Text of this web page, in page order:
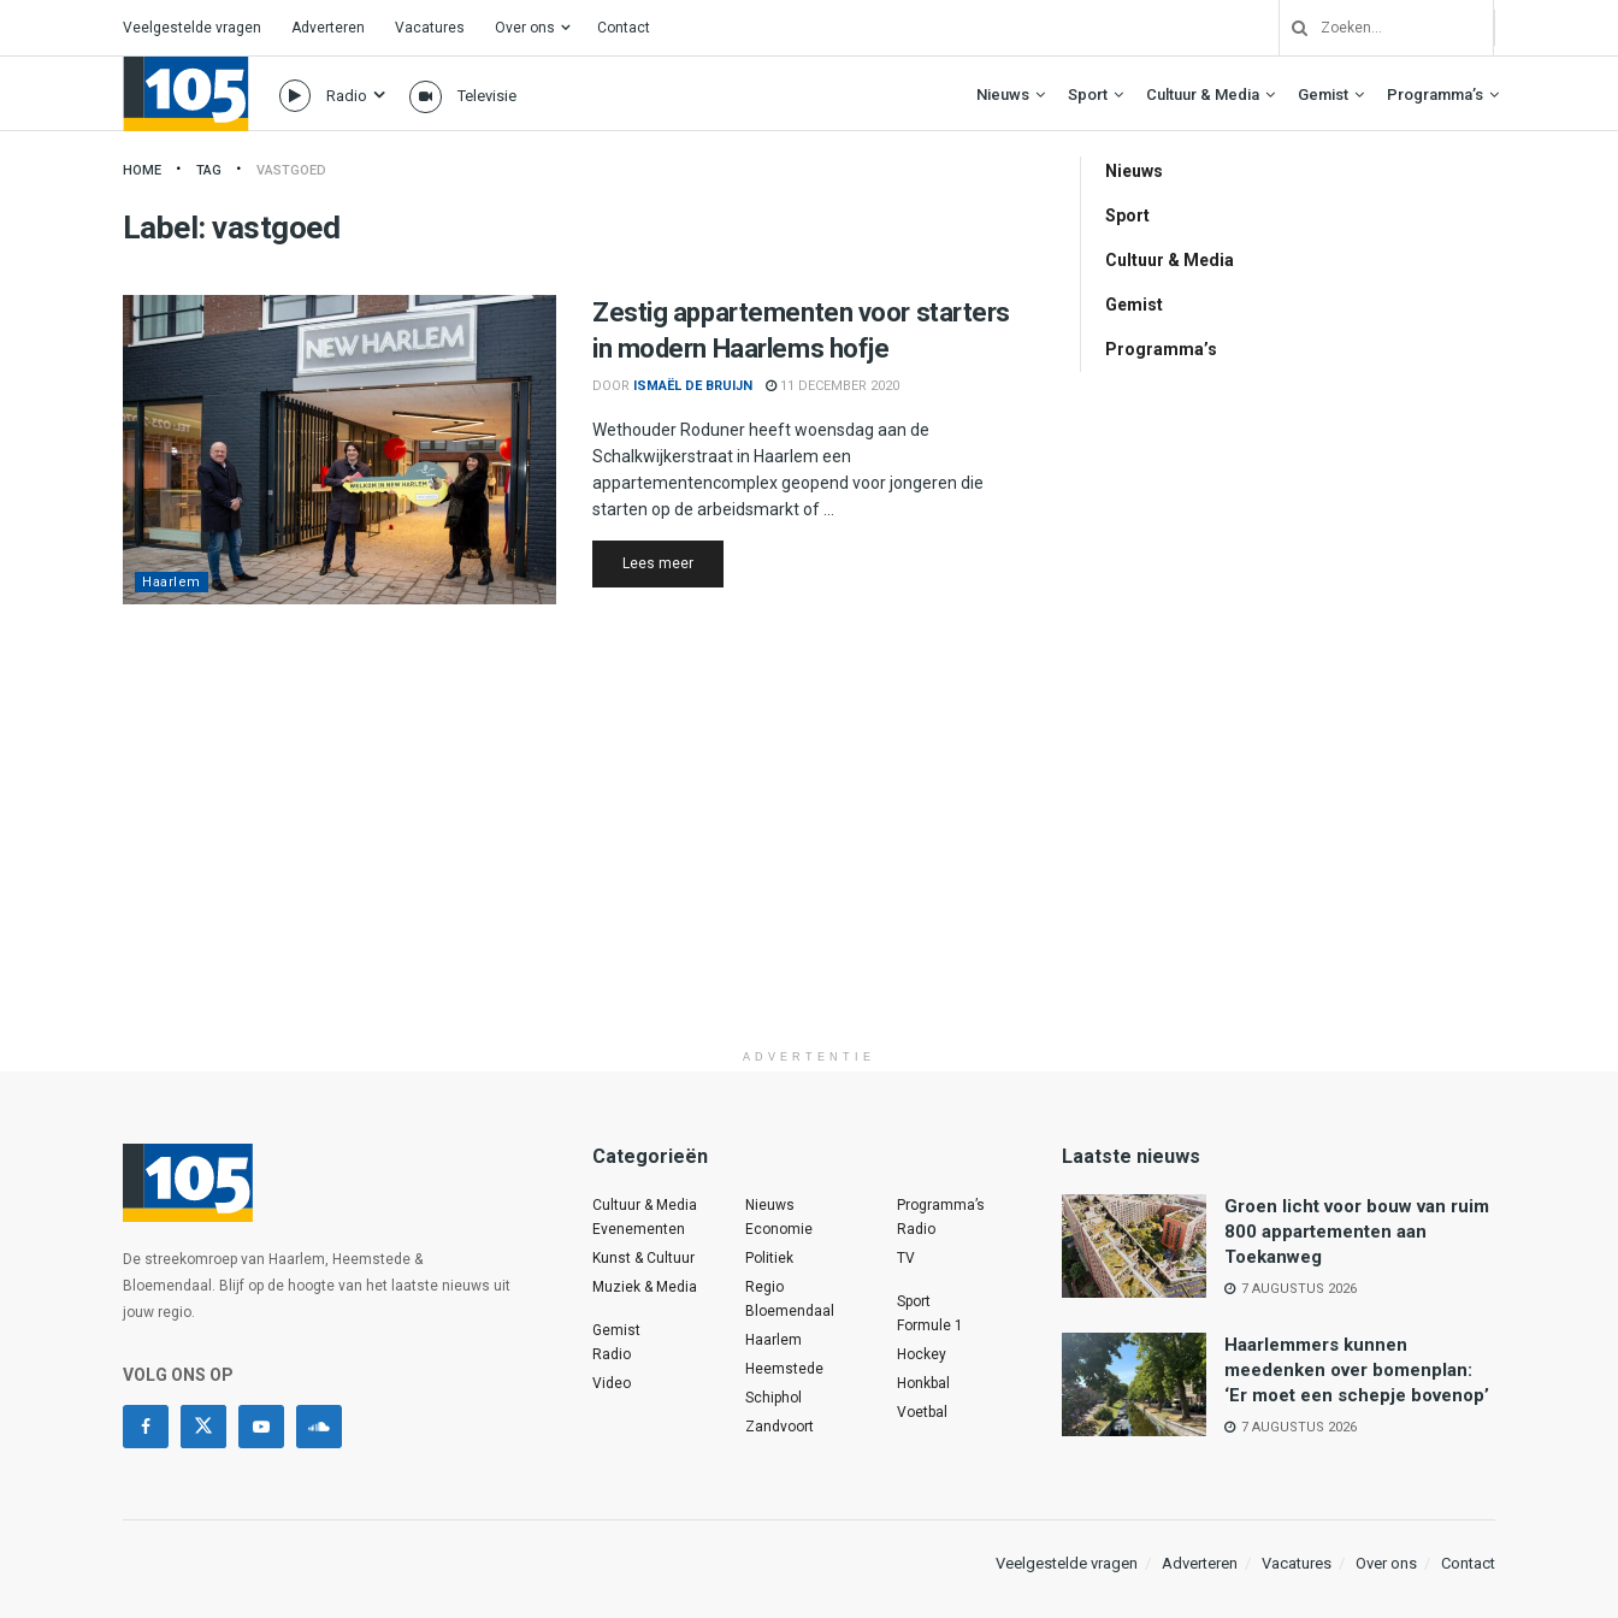
Veelgestelde vragen Adverteren Vacatures Over ons Contact
Radio Televisie Nieuws Sport Cultuur & Media Gemist Programma’s
HOME TAG VASTGOED
Label:vastgoed
Haarlem
Zestig appartementen voor starters
in modern Haarlems hofje
DOOR ISMAËL DE BRUIJN 11 DECEMBER 2020
Wethouder Roduner heeft woensdag aan de
Schalkwijkerstraat in Haarlem een
appartementencomplex geopend voor jongeren die
starten op de arbeidsmarkt of ...
Lees meerDetails
Nieuws
Sport
Cultuur & Media
Gemist
Programma’s
ADVERTENTIE
De streekomroep van Haarlem, Heemstede &
Bloemendaal. Blijf op de hoogte van het laatste nieuws uit
jouw regio.
VOLG ONS OP
Categorieën
Cultuur & Media
Evenementen
Kunst & Cultuur
Muziek & Media
Gemist
Radio
Video
Nieuws
Economie
Politiek
Regio
Bloemendaal
Haarlem
Heemstede
Schiphol
Zandvoort
Programma’s
Radio
TV
Sport
Formule 1
Hockey
Honkbal
Voetbal
Laatste nieuws
Groen licht voor bouw van ruim
800 appartementen aan
Toekanweg
7 AUGUSTUS 2026
Haarlemmers kunnen
meedenken over bomenplan:
‘Er moet een schepje bovenop’
7 AUGUSTUS 2026
Veelgestelde vragen Adverteren Vacatures Over ons Contact